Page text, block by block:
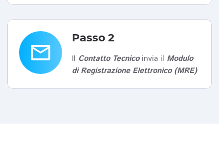
email
Passo 2
Il Contatto Tecnicoinvia il Modulo
di Registrazione Elettronico (MRE)